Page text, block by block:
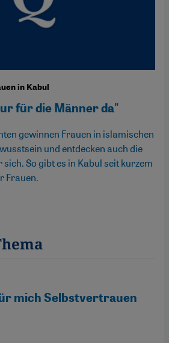
in Kabul
für die Männer da"
gewinnen Frauen in islamischen
und entdecken auch die
So gibt es in Kabul seit kurzem
Frauen.
mich Selbstvertrauen